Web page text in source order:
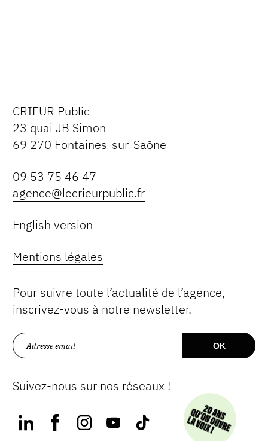
CRIEUR Public
23 quai JB Simon
69 270 Fontaines-sur-Saône
09 53 75 46 47
agence@lecrieurpublic.fr
English version
Mentions légales
Pour suivre toute l’actualité de l’agence,
inscrivez-vous à notre newsletter.
Suivez-nous sur nos réseaux !